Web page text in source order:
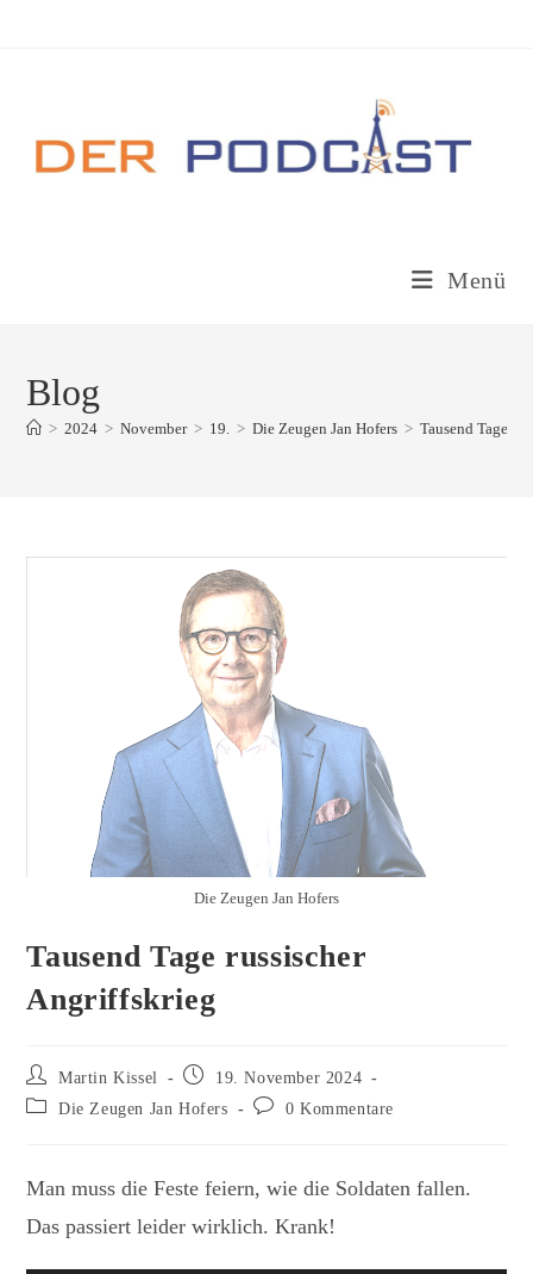
Menü
Blog
> 2024 > November > 19. > Die Zeugen Jan Hofers > Tausend Tage
Die Zeugen Jan Hofers
Tausend Tage russischer
Angriffskrieg
Beitrags-
Autor:
Martin Kissel
Beitrag
veröffentlicht:
19. November 2024
Beitrags-Die Zeugen Jan Hofers
Beitrags-0 Kommentare
Man muss die Feste feiern, wie die Soldaten fallen.
Das passiert leider wirklich. Krank!